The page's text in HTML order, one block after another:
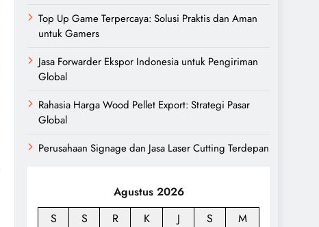
Top Up Game Terpercaya: Solusi Praktis dan Aman
untuk Gamers
Jasa Forwarder Ekspor Indonesia untuk Pengiriman
Global
Rahasia Harga Wood Pellet Export: Strategi Pasar
Global
Perusahaan Signage dan Jasa Laser Cutting Terdepan
Agustus 2026
S
S R K J S
M